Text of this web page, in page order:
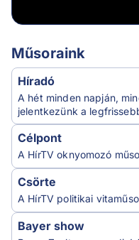
Műsoraink
Híradó
A hét minden napján,
jelentkezünk a
Célpont
A HírTV oknyomozó
Csörte
A HírTV politikai
Bayer show